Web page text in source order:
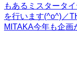
もあるミスタータ
を行います(^o^)／
MITAKA今年も企